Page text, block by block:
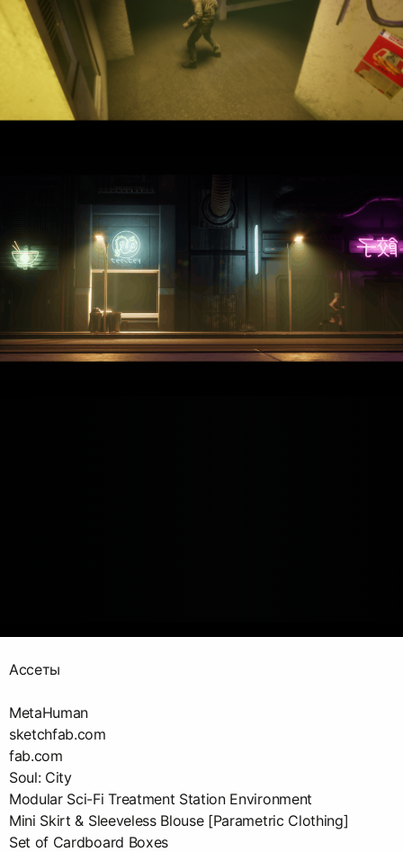
Ассеты
MetaHuman
sketchfab.com
fab.com
Soul: City
Modular Sci-Fi Treatment Station Environment
Mini Skirt & Sleeveless Blouse [Parametric Clothing]
Set of Cardboard Boxes